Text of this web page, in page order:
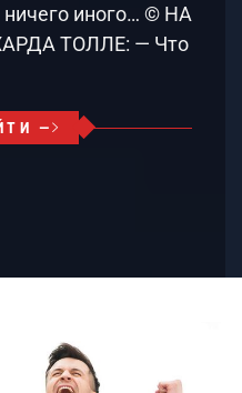
иного… © НА
ТОЛЛЕ: — Что
—